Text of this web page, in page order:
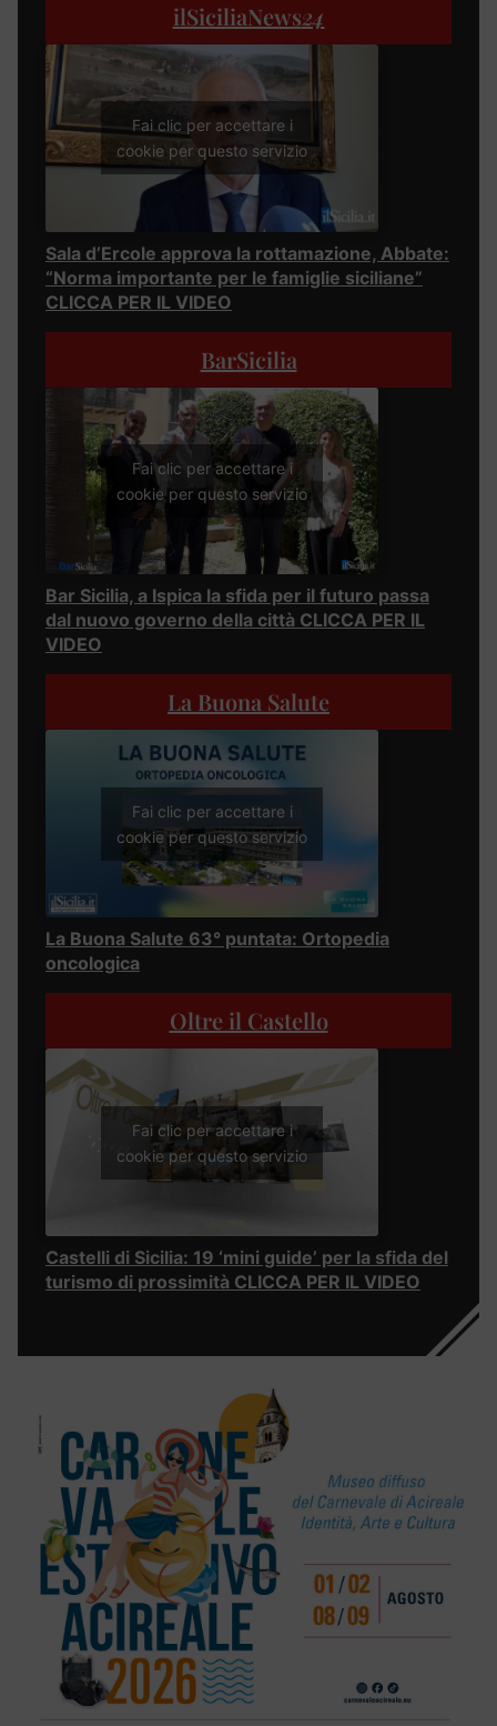
ilSiciliaNews24
Fai clic per accettare i
cookie per questo servizio
Sala d’Ercole approva la rottamazione, Abbate:
“Norma importante per le famiglie siciliane”
CLICCA PER IL VIDEO
BarSicilia
Fai clic per accettare i
cookie per questo servizio
Bar Sicilia, a Ispica la sfida per il futuro passa
dal nuovo governo della città CLICCA PER IL
VIDEO
La Buona Salute
Fai clic per accettare i
cookie per questo servizio
La Buona Salute 63° puntata: Ortopedia
oncologica
Oltre il Castello
Fai clic per accettare i
cookie per questo servizio
Castelli di Sicilia: 19 ‘mini guide’ per la sfida del
turismo di prossimità CLICCA PER IL VIDEO